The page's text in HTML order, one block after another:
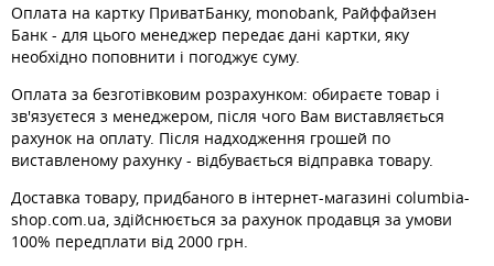
Оплата на картку ПриватБанку, monobank, Райффайзен
Банк - для цього менеджер передає дані картки, яку
необхідно поповнити і погоджує суму.
Оплата за безготівковим розрахунком: обираєте товар і
зв'язуєтеся з менеджером, після чого Вам виставляється
рахунок на оплату. Після надходження грошей по
виставленому рахунку - відбувається відправка товару.
Доставка товару, придбаного в інтернет-магазині columbia-
shop.com.ua, здійснюється за рахунок продавця за умови
100% передплати від 2000 грн.